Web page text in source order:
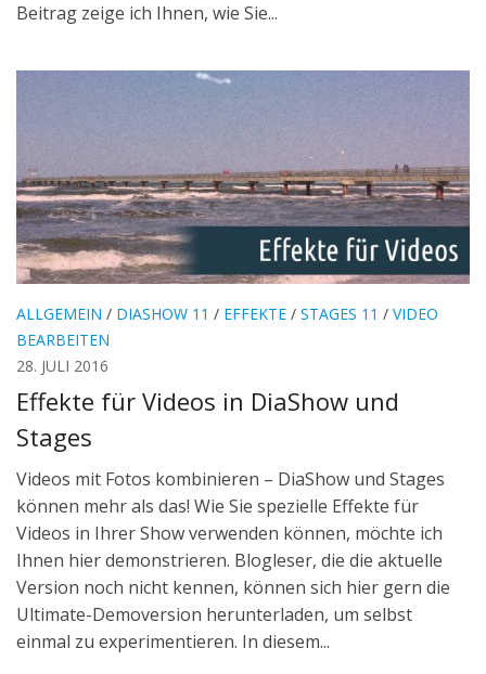
Beitrag zeige ich Ihnen, wie Sie...
ALLGEMEIN / DIASHOW 11 / EFFEKTE / STAGES 11 / VIDEO
BEARBEITEN
28. JULI 2016
Effekte für Videos in DiaShow und
Stages
Videos mit Fotos kombinieren – DiaShow und Stages
können mehr als das! Wie Sie spezielle Effekte für
Videos in Ihrer Show verwenden können, möchte ich
Ihnen hier demonstrieren. Blogleser, die die aktuelle
Version noch nicht kennen, können sich hier gern die
Ultimate-Demoversion herunterladen, um selbst
einmal zu experimentieren. In diesem...